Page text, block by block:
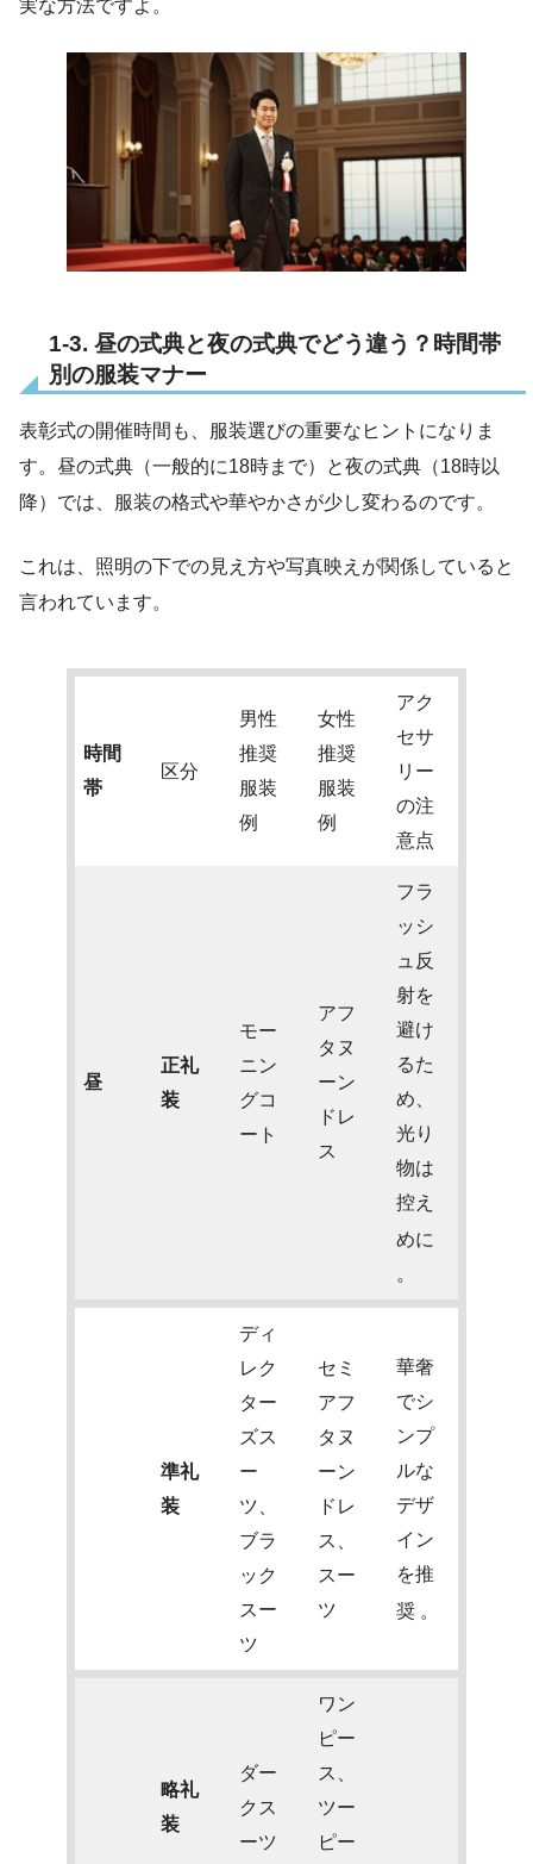
実な方法ですよ。
1-3. 昼の式典と夜の式典でどう違う？時間帯
別の服装マナー
表彰式の開催時間も、服装選びの重要なヒントになりま
す。昼の式典（一般的に18時まで）と夜の式典（18時以
降）では、服装の格式や華やかさが少し変わるのです。
これは、照明の下での見え方や写真映えが関係していると
言われています。
時間
帯
区分
男性
推奨
服装
例
女性
推奨
服装
例
アク
セサ
リー
の注
意点
昼
正礼
装
モー
ニン
グコ
ート
アフ
タヌ
ーン
ドレ
ス
フラ
ッシ
ュ反
射を
避け
るた
め、
光り
物は
控え
めに
。
準礼
装
ディ
レク
ター
ズス
ー
ツ、
ブラ
ック
スー
ツ
セミ
アフ
タヌ
ーン
ドレ
ス、
スー
ツ
華奢
でシ
ンプ
ルな
デザ
イン
を推
奨 。
略礼
装
ダー
クス
ーツ
ワン
ピー
ス、
ツー
ピー